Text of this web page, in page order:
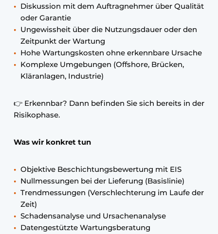
Diskussion mit dem Auftragnehmer über Qualität
oder Garantie
Ungewissheit über die Nutzungsdauer oder den
Zeitpunkt der Wartung
Hohe Wartungskosten ohne erkennbare Ursache
Komplexe Umgebungen (Offshore, Brücken,
Kläranlagen, Industrie)
👉 Erkennbar? Dann befinden Sie sich bereits in der
Risikophase.
Was wir konkret tun
Objektive Beschichtungsbewertung mit EIS
Nullmessungen bei der Lieferung (Basislinie)
Trendmessungen (Verschlechterung im Laufe der
Zeit)
Schadensanalyse und Ursachenanalyse
Datengestützte Wartungsberatung